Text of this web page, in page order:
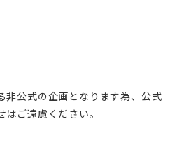
公式の企画となります為、公式
ご遠慮ください。